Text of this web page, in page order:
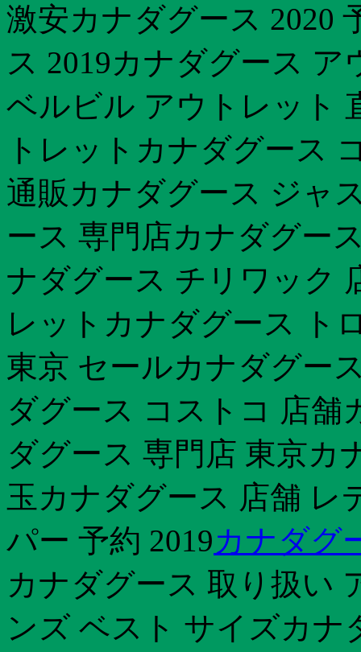
激安カナダグース 2020
ス 2019カナダグース
ベルビル アウトレット
トレットカナダグース
通販カナダグース ジャ
ース 専門店カナダグー
ナダグース チリワック
レットカナダグース ト
東京 セールカナダグー
ダグース コストコ 店舗
ダグース 専門店 東京カ
玉カナダグース 店舗 レ
パー 予約 2019カナダグ
カナダグース 取り扱い
ンズ ベスト サイズカ